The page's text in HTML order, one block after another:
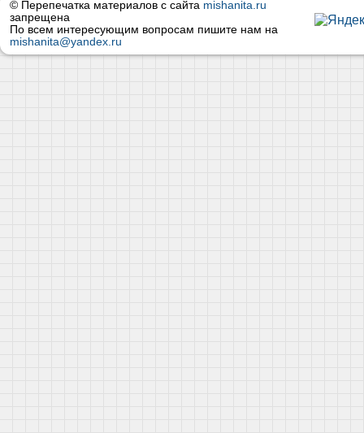
© Перепечатка материалов с сайта mishanita.ru
запрещена
По всем интересующим вопросам пишите нам на
mishanita@yandex.ru